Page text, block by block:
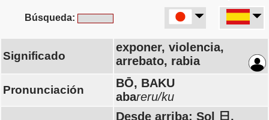
Búsqueda:
Significado
exponer, violencia,
arrebato, rabia
Pronunciación
BŌ, BAKU
abareru/ku
Desde arriba: Sol 日,